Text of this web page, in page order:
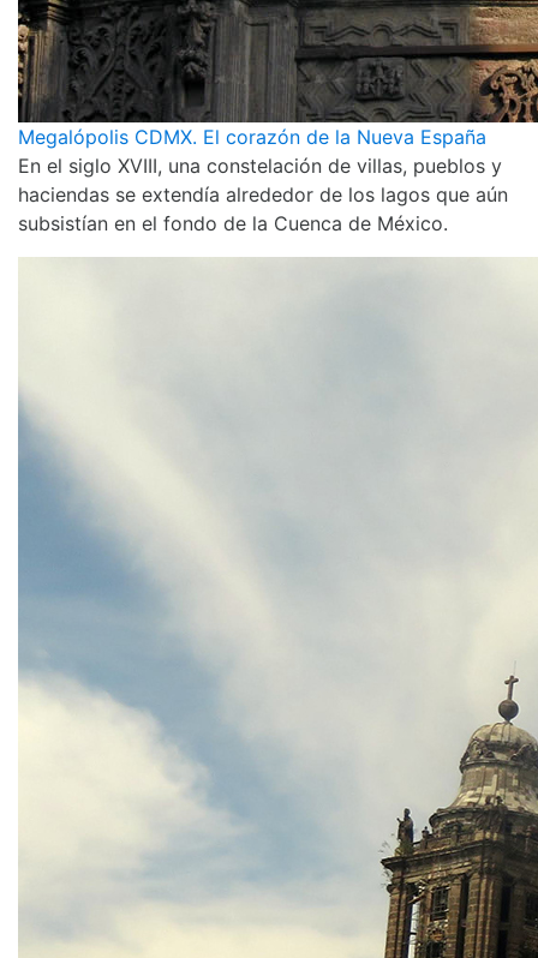
Megalópolis CDMX. El corazón de la Nueva España
En el siglo XVIII, una constelación de villas, pueblos y
haciendas se extendía alrededor de los lagos que aún
subsistían en el fondo de la Cuenca de México.